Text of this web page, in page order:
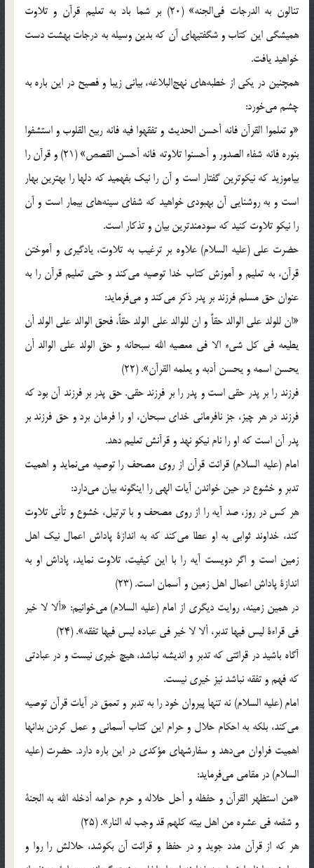
تنالون‌ به‌ الدرجات‌ في‌الجنه‌» (20) بر شما باد به‌ تعليم‌ قرآن‌ و تلاوت‌
هميشگي‌ اين‌ كتاب‌ و شگفتيهاي‌ آن‌ كه‌ بدين‌ وسيله‌ به‌ درجات‌ بهشت‌ دست‌
خواهيد يافت‌.
همچنين‌ در يكي‌ از خطبه‌هاي‌ نهج‌البلاغه‌، بياني‌ زيبا و فصيح‌ در اين‌ باره‌ به‌
چشم‌ مي‌خورد:
«و تعلموا القرآن‌ فانه‌ أحسن‌ الحديث‌ و تفقهوا فيه‌ فانه‌ ربيع‌ القلوب‌ و استشفوا
بنوره‌ فانه‌ شفاء الصدور و أحسنوا تلاوته‌ فانه‌ أحسن‌ القصص‌» (21) و قرآن‌ را
بياموزيد كه‌ نيكوترين‌ گفتار است‌ و آن‌ را نيك‌ بفهميد كه‌ دلها را بهترين‌ بهار
است‌ و به‌ روشنايي‌ آن‌ بهبودي‌ خواهيد كه‌ شفاي‌ سينه‌هاي‌ بيمار است‌ و آن‌
را نيكو تلاوت‌ كنيد كه‌ سودمندترين‌ بيان‌ و تذكار است‌.
حضرت‌ علي‌ (علیه السلام) علاوه‌ بر ترغيب‌ به‌ تلاوت‌، يادگيري‌ و آموختن‌
قرآن‌، به‌ تعليم‌ و آموزش‌ كتاب‌ خدا توصيه‌ مي‌كند و حتي‌ تعليم‌ قرآن‌ را به‌
عنوان‌ حق‌ مسلم‌ فرزند بر پدر ذكر مي‌كند و مي‌فرمايد:
«ان‌ للولد علي‌ الوالد حقاً و ان‌ للوالد علي‌ الولد حقاً، فحق‌ الوالد علي‌ الولد أن‌
يطيعه‌ في‌ كل‌ شي‌ء الا في‌ معصيه‌ الله‌ سبحانه‌ و حق‌ الولد علي‌ الوالد أن‌
يحسن‌ اسمه‌ و يحسن‌ أدبه‌ و يعلمه‌ القرآن‌». (22)
فرزند را بر پدر حقي‌ است‌ و پدر را بر فرزند حقي‌. حق‌ پدر بر فرزند آن‌ بود كه‌
فرزند در هر چيز، جز نافرماني‌ خداي‌ سبحان‌، او را فرمان‌ برد و حق‌ فرزند بر
پدر آن‌ است‌ كه‌ او را نام‌ نيكو نهد و قرآنش‌ تعليم‌ دهد.
امام‌ (علیه السلام) قرائت‌ قرآن‌ از روي‌ مصحف‌ را توصيه‌ مي‌نمايد و اهميت‌
تدبر و خشوع‌ در حين‌ خواندن‌ آيات‌ الهي‌ را اينگونه‌ بيان‌ مي‌دارد:
هر كس‌ در روز، صد آيه‌ را از روي‌ مصحف‌ و با ترتيل‌، خشوع‌ و تأني‌ تلاوت‌
كند، خداوند ثوابي‌ به‌ او عطا مي‌كند كه‌ به‌ اندازة‌ پاداش‌ اعمال‌ نيك‌ اهل‌
زمين‌ است‌ و اگر دويست‌ آيه‌ را با اين‌ كيفيت‌، تلاوت‌ نمايد، پاداش‌ او به‌
اندازة‌ پاداش‌ اعمال‌ اهل‌ زمين‌ و آسمان‌ است‌. (23)
در همين‌ زمينه‌، روايت‌ ديگري‌ از امام‌ (علیه السلام) مي‌خوانيم‌: «ألا لا خير
في‌ قراءة‌ ليس‌ فيها تدبر، ألا لا خير في‌ عباده‌ ليس‌ فيها تفقه‌». (24)
آگاه‌ باشيد در قرائتي‌ كه‌ تدبر و انديشه‌ نباشد، هيچ‌ خيري‌ نيست‌ و در عبادتي‌
كه‌ فهم‌ و تفقه‌ نباشد نيز خيري‌ نيست‌.
امام‌ (علیه السلام) نه‌ تنها پيروان‌ خود را به‌ تدبر و تعمق‌ در آيات‌ قرآن‌ توصيه‌
مي‌كند، بلكه‌ به‌ احكام‌ حلال‌ و حرام‌ اين‌ كتاب‌ آسماني‌ و عمل‌ كردن‌ بدانها
اهميت‌ فراوان‌ مي‌دهد و سفارشهاي‌ مؤكدي‌ در اين‌ باره‌ دارد. حضرت‌ (علیه
السلام) در مقامي‌ مي‌فرمايد:
«من‌ استظهر القرآن‌ و حفظه‌ و أحل‌ حلاله‌ و حرم‌ حرامه‌ أدخله‌ الله‌ به‌ الجنة‌
و شفعه‌ في‌ عشره‌ من‌ اهل‌ بيته‌ كلهم‌ قد وجب‌ له‌ النار». (25)
هر كه‌ از قرآن‌ مدد جويد و در حفظ‌ و قرائت‌ آن‌ بكوشد، حلالش‌ را روا و